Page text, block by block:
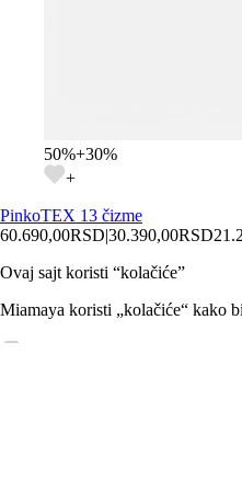
50%+30%
+
PinkoTEX 13 čizme
60.690,00RSD|30.390,00RSD
Ovaj sajt koristi “kolačiće”
Miamaya koristi „kolačiće“ kako